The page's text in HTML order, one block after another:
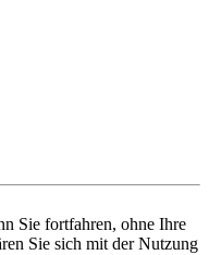
Sie fortfahren, ohne Ihre
Sie sich mit der Nutzung